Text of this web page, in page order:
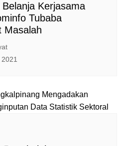
Kerjasama
Tubaba
Masalah